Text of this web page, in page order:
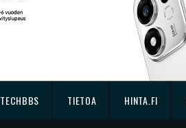
TECHBBS TIETOA HINTA.FI